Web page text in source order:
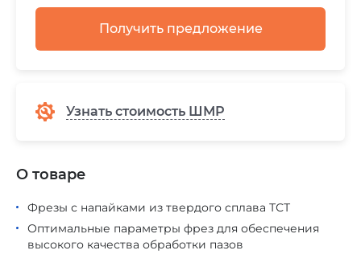
Получить предложение
Узнать стоимость ШМР
Фрезы с напайками из твердого сплава ТСТ
Оптимальные параметры фрез для обеспечения
высокого качества обработки пазов
О товаре